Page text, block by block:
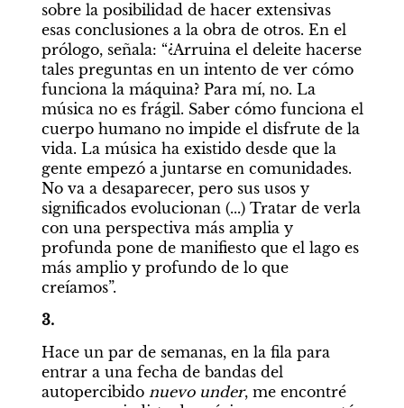
sobre la posibilidad de hacer extensivas
esas conclusiones a la obra de otros. En el
prólogo, señala: “¿Arruina el deleite hacerse
tales preguntas en un intento de ver cómo
funciona la máquina? Para mí, no. La
música no es frágil. Saber cómo funciona el
cuerpo humano no impide el disfrute de la
vida. La música ha existido desde que la
gente empezó a juntarse en comunidades.
No va a desaparecer, pero sus usos y
significados evolucionan (...) Tratar de verla
con una perspectiva más amplia y
profunda pone de manifiesto que el lago es
más amplio y profundo de lo que
creíamos”.
3.
Hace un par de semanas, en la fila para
entrar a una fecha de bandas del
autopercibido nuevo under, me encontré